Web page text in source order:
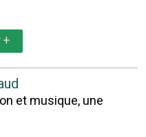
+
et musique, une